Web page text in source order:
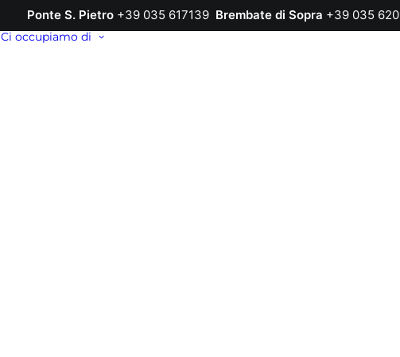
Ponte S. Pietro +39 035 617139 Brembate di Sopra +39 035
Ci occupiamo di